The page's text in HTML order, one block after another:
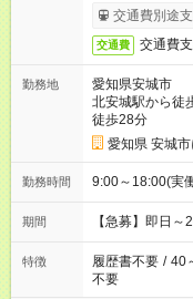
交通費別途
交通費 交通費
勤務地
愛知県安城市
北安城駅から徒
徒歩28分
愛知県 安城
勤務時間 9:00～18:00(実
期間 【急募】即日
特徴 履歴書不要 / 40
不要